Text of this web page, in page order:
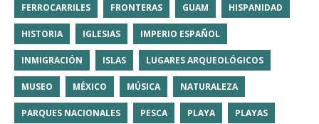
FERROCARRILES FRONTERAS GUAM HISPANIDAD
HISTORIA IGLESIAS IMPERIO ESPAÑOL
INMIGRACIÓN ISLAS LUGARES ARQUEOLÓGICOS
MUSEO MÉXICO MÚSICA NATURALEZA
PARQUES NACIONALES PESCA PLAYA PLAYAS